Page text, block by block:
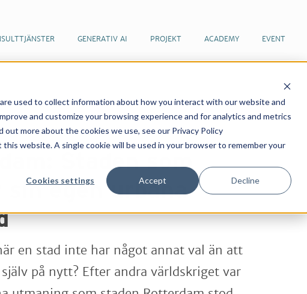
used to collect information about how you interact with our website and
and customize your browsing experience and for analytics and metrics
more about the cookies we use, see our Privacy Policy
website. A single cookie will be used in your browser to remember your
Cookies settings Accept Decline
GENERATIV AI PROJEKT ACADEMY EVENT
& artiklar
Rotterdam: Staden som bygger sin egen
Staden som
sin egen urbana
en stad inte har något annat val än att
på nytt? Efter andra världskriget var